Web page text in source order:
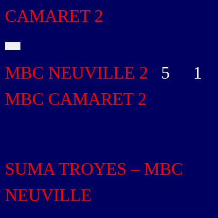
CAMARET 2
MBC NEUVILLE 2 5
1
MBC CAMARET 2
SUMA TROYES – MBC
NEUVILLE